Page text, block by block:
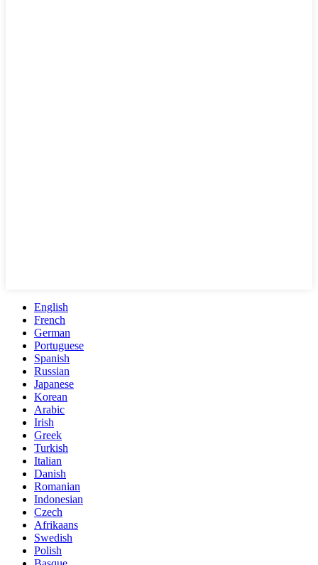
English
French
German
Portuguese
Spanish
Russian
Japanese
Korean
Arabic
Irish
Greek
Turkish
Italian
Danish
Romanian
Indonesian
Czech
Afrikaans
Swedish
Polish